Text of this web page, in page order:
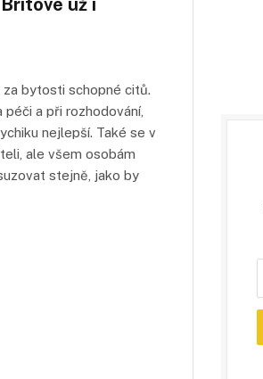
už i
za bytosti schopné citů.
a při rozhodování,
nejlepší. Také se v
ale všem osobám
stejně, jako by